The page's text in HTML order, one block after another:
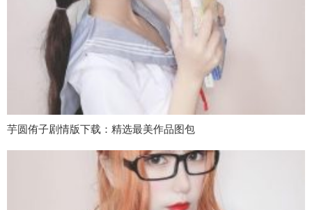
芋圆侑子剧情版下载：精选最美作品图包